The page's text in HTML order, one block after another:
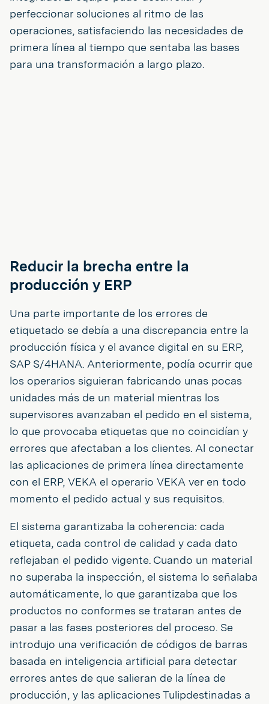
perfeccionar soluciones al ritmo de las
operaciones, satisfaciendo las necesidades de
primera línea al tiempo que sentaba las bases
para una transformación a largo plazo.
Reducir la brecha entre la
producción y ERP
Una parte importante de los errores de
etiquetado se debía a una discrepancia entre la
producción física y el avance digital en su ERP,
SAP S/4HANA. Anteriormente, podía ocurrir que
los operarios siguieran fabricando unas pocas
unidades más de un material mientras los
supervisores avanzaban el pedido en el sistema,
lo que provocaba etiquetas que no coincidían y
errores que afectaban a los clientes. Al conectar
las aplicaciones de primera línea directamente
con el ERP, VEKA el operario VEKA ver en todo
momento el pedido actual y sus requisitos.
El sistema garantizaba la coherencia: cada
etiqueta, cada control de calidad y cada dato
reflejaban el pedido vigente. Cuando un material
no superaba la inspección, el sistema lo señalaba
automáticamente, lo que garantizaba que los
productos no conformes se trataran antes de
pasar a las fases posteriores del proceso. Se
introdujo una verificación de códigos de barras
basada en inteligencia artificial para detectar
errores antes de que salieran de la línea de
producción, y las aplicaciones Tulipdestinadas a